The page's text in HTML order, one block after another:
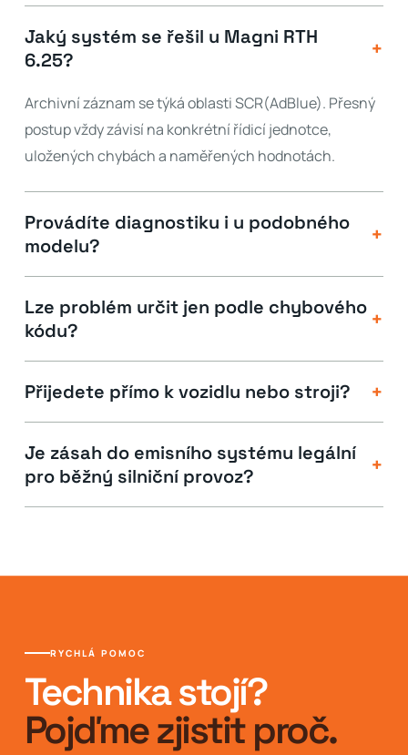
Jaký systém se řešil u Magni RTH
6.25?
+
Archivní záznam se týká oblasti SCR(AdBlue). Přesný
postup vždy závisí na konkrétní řídicí jednotce,
uložených chybách a naměřených hodnotách.
Provádíte diagnostiku i u podobného
modelu?
+
Lze problém určit jen podle chybového
kódu?
+
Přijedete přímo k vozidlu nebo stroji? +
Je zásah do emisního systému legální
pro běžný silniční provoz?
+
RYCHLÁ POMOC
Technika stojí?
Pojďme zjistit proč.